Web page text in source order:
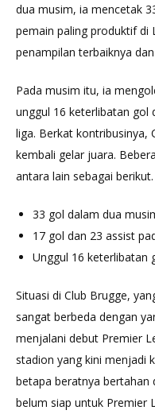
dua musim, ia mencetak
pemain paling produktif di
penampilan terbaiknya
Pada musim itu, ia
unggul 16 keterlibatan gol
liga. Berkat kontribusinya,
kembali gelar juara.
antara lain sebagai berikut.
33 gol dalam dua
17 gol dan 23 assist
Unggul 16 keterlibatan
Situasi di Club Brugge,
sangat berbeda dengan
menjalani debut Premier
stadion yang kini menjadi
betapa beratnya bertahan
belum siap untuk Premier